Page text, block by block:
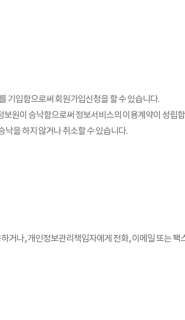
기입함으로써 회원가입신청을 할 수 있습니다.
원이 승낙함으로써 정보서비스의 이용계약이 성립
을 하지 않거나 취소할 수 있습니다.
거나, 개인정보관리책임자에게 전화, 이메일 또는 팩